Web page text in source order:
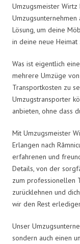
Umzugsmeister
Lösung, um deine
in deine neue Heimat
Was ist eigentlich
mehrere Umzüge
Transportkosten zu
Umzugstransporter
anbieten, ohne dass
Mit Umzugsmeister
Erlangen nach
erfahrenen und
Details, von der
zum professionellen
zurücklehnen und
wir den Rest
Unser
sondern auch einen